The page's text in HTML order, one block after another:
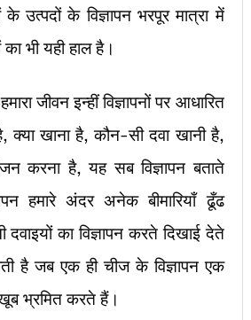
उत्पदों के विज्ञापन भरपूर मात्रा में
भी यही हाल है।
इन्हीं विज्ञापनों पर आधारित
क्या खाना है, कौन-सी दवा खानी है,
करना है, यह सब विज्ञापन बताते
हमारे अंदर अनेक बीमारियाँ ढूँढ
का विज्ञापन करते दिखाई देते
है जब एक ही चीज के विज्ञापन एक
भ्रमित करते हैं।